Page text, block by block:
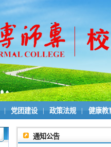
| 党团建设 | 政策法规 | 健康教
通知公告